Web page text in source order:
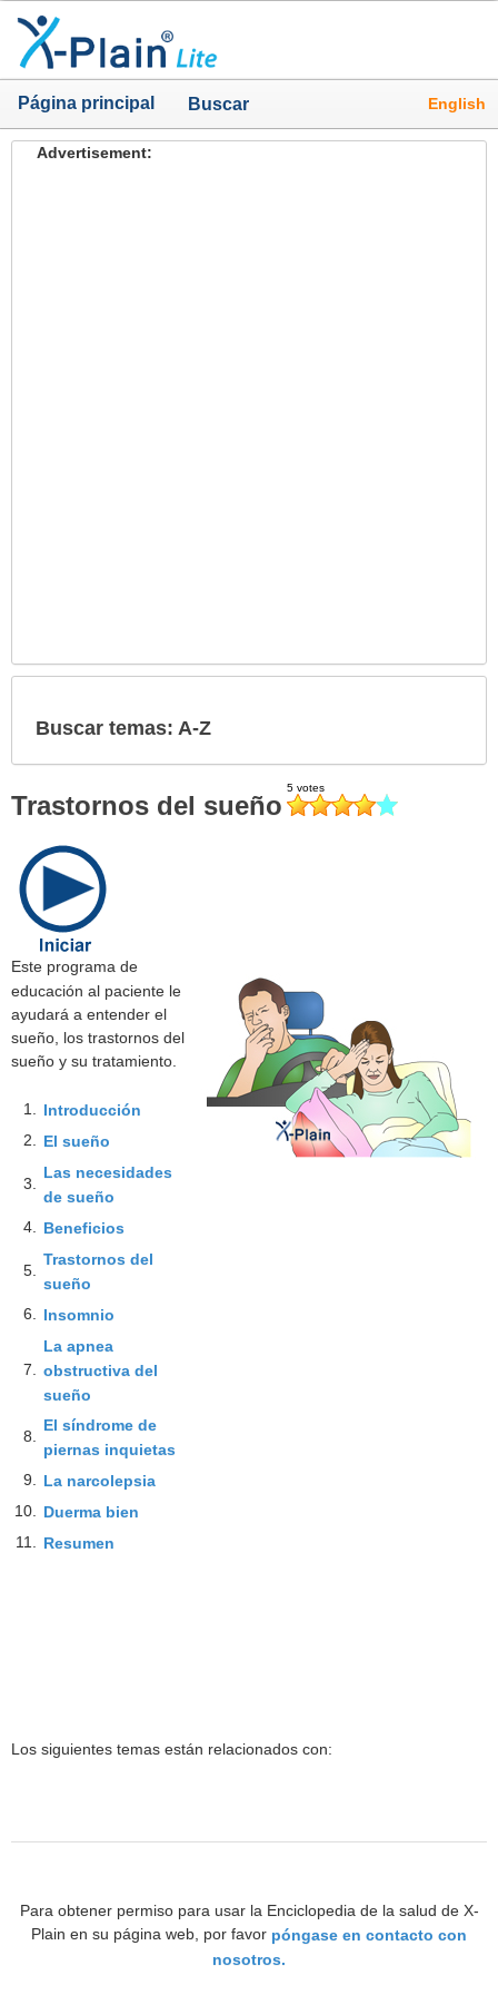
Página principal Buscar English
Advertisement:
Buscar temas: A-Z
Trastornos del sueño
Este programa de
educación al paciente le
ayudará a entender el
sueño, los trastornos del
sueño y su tratamiento.
1. Introducción
2. El sueño
3.
Las necesidades
de sueño
4. Beneficios
5.
Trastornos del
sueño
6. Insomnio
7.
La apnea
obstructiva del
sueño
8.
El síndrome de
piernas inquietas
9. La narcolepsia
10. Duerma bien
11. Resumen
Los siguientes temas están relacionados con:
Para obtener permiso para usar la Enciclopedia de la salud de X-
Plain en su página web, por favor póngase en contacto con
nosotros.